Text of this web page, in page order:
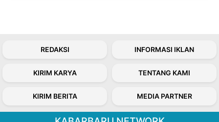
REDAKSI INFORMASI IKLAN
KIRIM KARYA TENTANG KAMI
KIRIM BERITA MEDIA PARTNER